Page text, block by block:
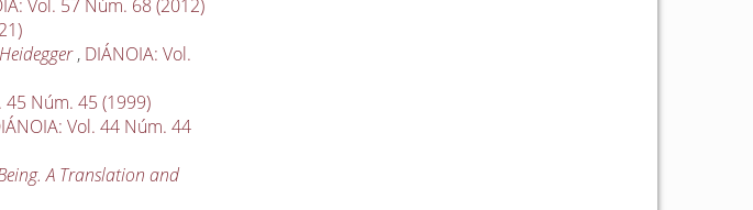
Vol. 57 Núm. 68 (2012)
, DIÁNOIA: Vol.
45 Núm. 45 (1999)
Vol. 44 Núm. 44
A Translation and